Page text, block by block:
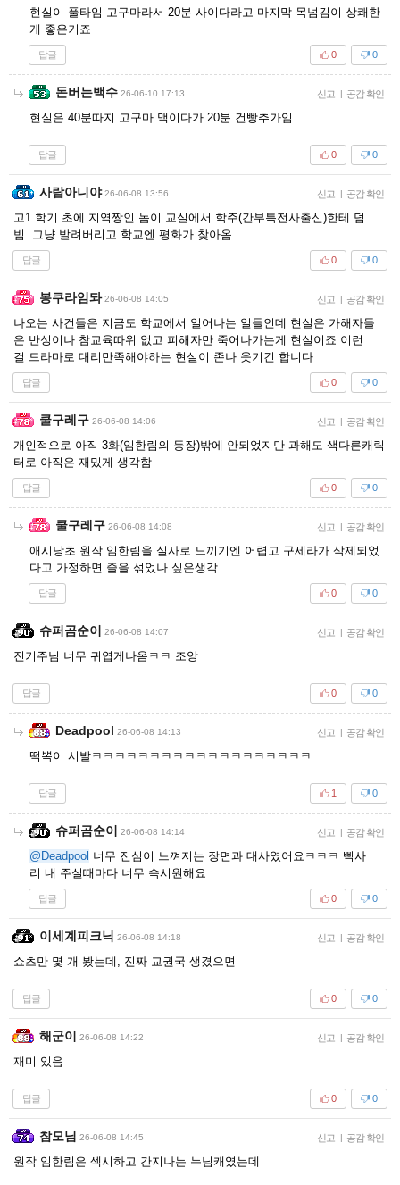
현실이 풀타임 고구마라서 20분 사이다라고 마지막 목넘김이 상쾌한
게 좋은거죠
답글 0
0
돈버는백수 26-06-10 17:13 신고 | 공감 확인
현실은 40분따지 고구마 맥이다가 20분 건빵추가임
답글 0
0
사람아니야 26-06-08 13:56 신고 | 공감 확인
고1 학기 초에 지역짱인 놈이 교실에서 학주(간부특전사출신)한테 덤
빔. 그냥 발려버리고 학교엔 평화가 찾아옴.
답글 0
0
봉쿠라임돠 26-06-08 14:05 신고 | 공감 확인
나오는 사건들은 지금도 학교에서 일어나는 일들인데 현실은 가해자들
은 반성이나 참교육따위 없고 피해자만 죽어나가는게 현실이죠 이런
걸 드라마로 대리만족해야하는 현실이 존나 웃기긴 합니다
답글 0
0
쿨구레구 26-06-08 14:06 신고 | 공감 확인
개인적으로 아직 3화(임한림의 등장)밖에 안되었지만 과해도 색다른캐릭
터로 아직은 재밌게 생각함
답글 0
0
쿨구레구 26-06-08 14:08 신고 | 공감 확인
애시당초 원작 임한림을 실사로 느끼기엔 어렵고 구세라가 삭제되었
다고 가정하면 줄을 섞었나 싶은생각
답글 0
0
슈퍼곰순이 26-06-08 14:07 신고 | 공감 확인
진기주님 너무 귀엽게나옴ㅋㅋ 조앙
답글 0
0
Deadpool 26-06-08 14:13 신고 | 공감 확인
떡뽁이 시발ㅋㅋㅋㅋㅋㅋㅋㅋㅋㅋㅋㅋㅋㅋㅋㅋㅋㅋㅋ
답글 0
1
슈퍼곰순이 26-06-08 14:14 신고 | 공감 확인
@Deadpool 너무 진심이 느껴지는 장면과 대사였어요ㅋㅋㅋ 삑사
리 내 주실때마다 너무 속시원해요
답글 0
0
이세계피크닉 26-06-08 14:18 신고 | 공감 확인
쇼츠만 몇 개 봤는데, 진짜 교권국 생겼으면
답글 0
0
해군이 26-06-08 14:22 신고 | 공감 확인
재미 있음
답글 0
0
참모님 26-06-08 14:45 신고 | 공감 확인
원작 임한림은 섹시하고 간지나는 누님캐였는데